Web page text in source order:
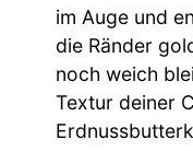
im Auge und
die Ränder
noch weich
Textur deiner